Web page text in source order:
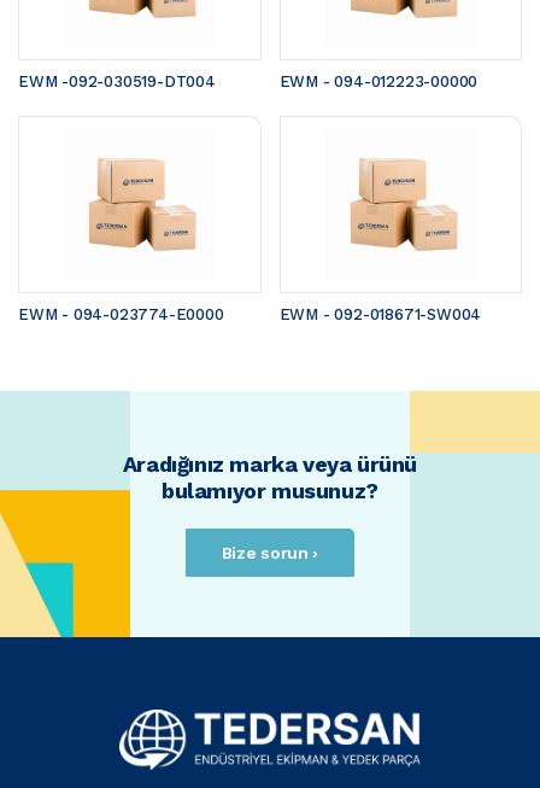
EWM -092-030519-DT004 EWM - 094-012223-00000
EWM - 094-023774-E0000 EWM - 092-018671-SW004
Aradığınız marka veya ürünü
bulamıyor musunuz?
Bize sorun ›